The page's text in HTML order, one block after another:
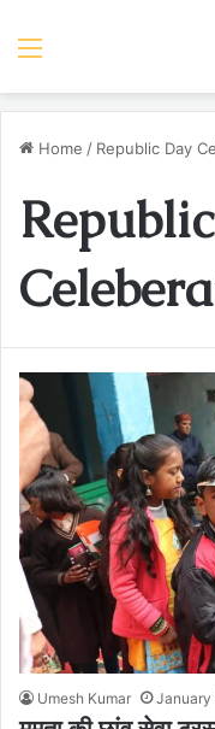
Home / Republic Day
Umesh Kumar January